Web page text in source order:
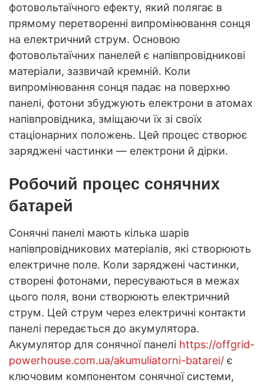
фотовольтаїчного ефекту, який полягає в
прямому перетворенні випромінювання сонця
на електричний струм. Основою
фотовольтаїчних панелей є напівпровідникові
матеріали, зазвичай кремній. Коли
випромінювання сонця падає на поверхню
панелі, фотони збуджують електрони в атомах
напівпровідника, зміщаючи їх зі своїх
стаціонарних положень. Цей процес створює
заряджені частинки — електрони й дірки.
Робочий процес сонячних
батарей
Сонячні панелі мають кілька шарів
напівпровідникових матеріалів, які створюють
електричне поле. Коли заряджені частинки,
створені фотонами, пересуваються в межах
цього поля, вони створюють електричний
струм. Цей струм через електричні контакти
панелі передається до акумулятора.
Акумулятор для сонячної панелі https://offgrid-
powerhouse.com.ua/akumuliatorni-batarei/ є
ключовим компонентом сонячної системи,